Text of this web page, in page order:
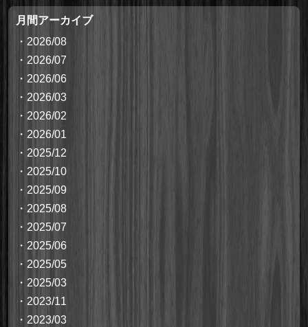
月間アーカイブ
・2026/08
・2026/07
・2026/06
・2026/03
・2026/02
・2026/01
・2025/12
・2025/10
・2025/09
・2025/08
・2025/07
・2025/06
・2025/05
・2025/03
・2023/11
・2023/03